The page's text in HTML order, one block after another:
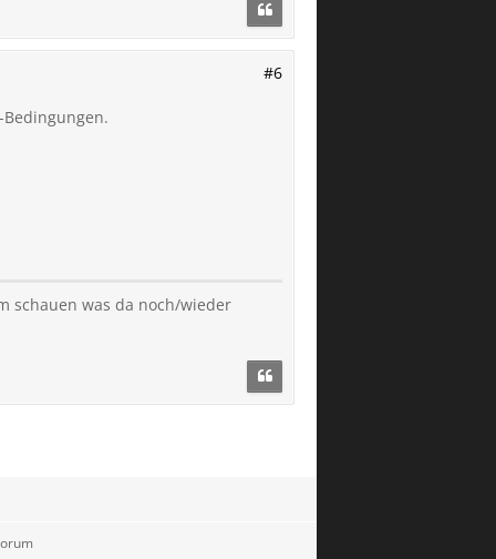
#6
schauen was da noch/wieder